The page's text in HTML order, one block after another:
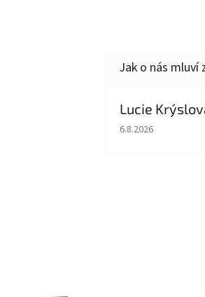
Lucie
Hodnocení
6.8.2026